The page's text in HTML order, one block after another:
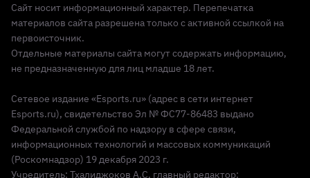
Сайт носит информационный характер. Перепечатка
материалов сайта разрешена только с активной ссылкой на
первоисточник.
Отдельные материалы сайта могут содержать информацию,
не предназначенную для лиц младше 18 лет.
Сетевое издание «Esports.ru» (адрес в сети интернет
Esports.ru), свидетельство Эл № ФС77-86483 выдано
Федеральной службой по надзору в сфере связи,
информационных технологий и массовых коммуникаций
(Роскомнадзор) 19 декабря 2023 г.
Учредитель: Тхалиджоков А.С, главный редактор: